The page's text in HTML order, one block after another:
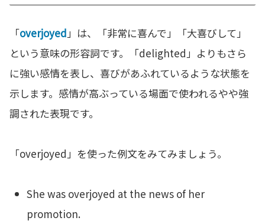
「overjoyed」は、「非常に喜んで」「大喜びして」
という意味の形容詞です。「delighted」よりもさら
に強い感情を表し、喜びがあふれているような状態を
示します。感情が高ぶっている場面で使われるやや強
調された表現です。
「overjoyed」を使った例文をみてみましょう。
She was overjoyed at the news of her
promotion.